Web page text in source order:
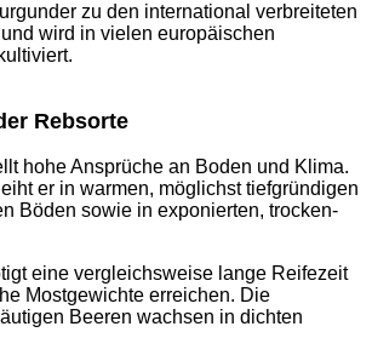
zu den international verbreiteten
wird in vielen europäischen
Rebsorte
hohe Ansprüche an Boden und Klima.
er in warmen, möglichst tiefgründigen
Böden sowie in exponierten, trocken-
eine vergleichsweise lange Reifezeit
Mostgewichte erreichen. Die
Beeren wachsen in dichten